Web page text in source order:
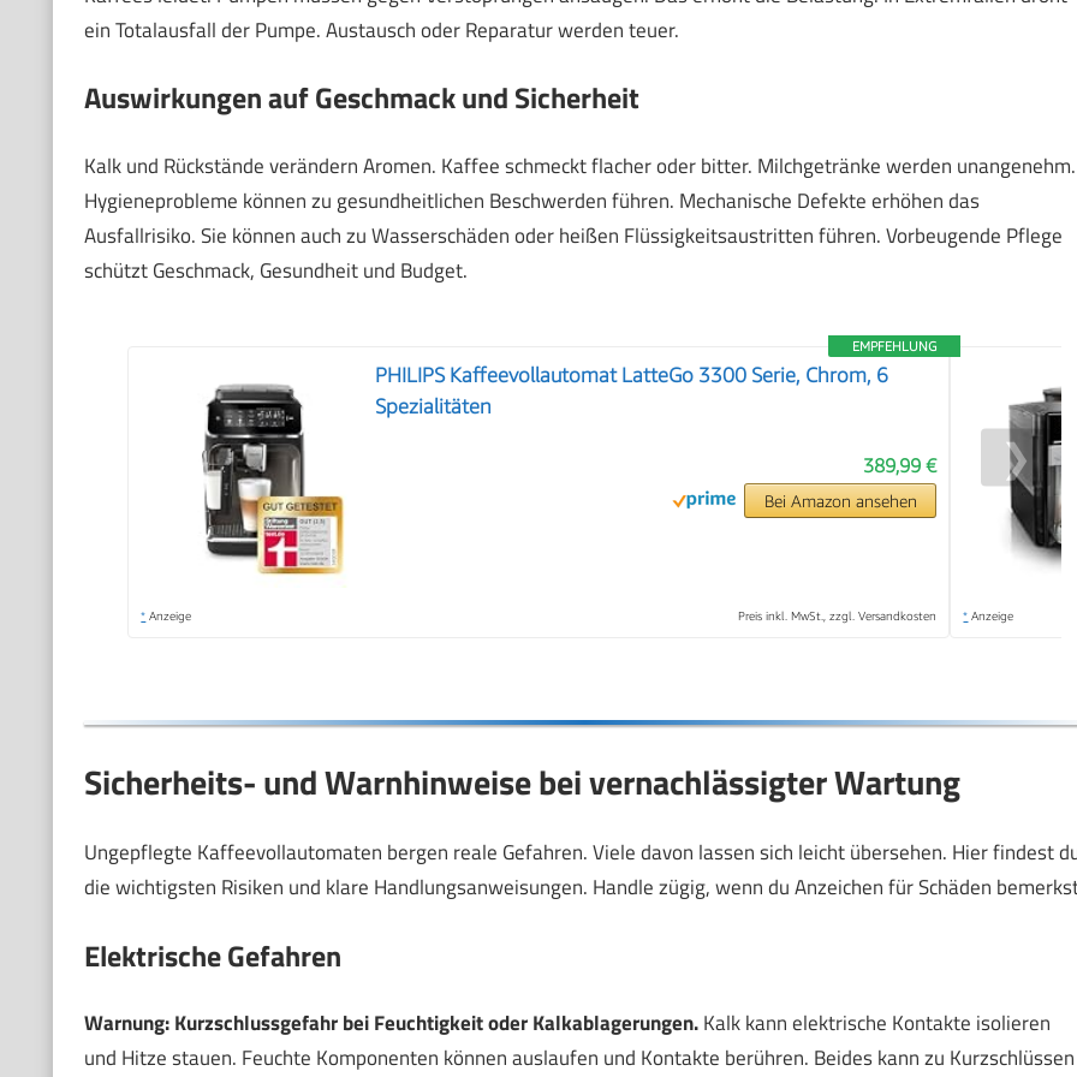
ein Totalausfall der Pumpe. Austausch oder Reparatur werden teuer.
Auswirkungen auf Geschmack und Sicherheit
Kalk und Rückstände verändern Aromen. Kaffee schmeckt flacher oder bitter. Milchgetränke werden unangenehm.
Hygieneprobleme können zu gesundheitlichen Beschwerden führen. Mechanische Defekte erhöhen das
Ausfallrisiko. Sie können auch zu Wasserschäden oder heißen Flüssigkeitsaustritten führen. Vorbeugende Pflege
schützt Geschmack, Gesundheit und Budget.
EMPFEHLUNG
PHILIPS Kaffeevollautomat LatteGo 3300 Serie, Chrom, 6
Spezialitäten
389,99 €
Bei Amazon ansehen
* Anzeige Preis inkl. MwSt., zzgl. Versandkosten * Anzeige
❯
Sicherheits- und Warnhinweise bei vernachlässigter Wartung
Ungepflegte Kaffeevollautomaten bergen reale Gefahren. Viele davon lassen sich leicht übersehen. Hier findest
die wichtigsten Risiken und klare Handlungsanweisungen. Handle zügig, wenn du Anzeichen für Schäden
Elektrische Gefahren
Warnung: Kurzschlussgefahr bei Feuchtigkeit oder Kalkablagerungen.Kalk kann elektrische Kontakte isolieren
und Hitze stauen. Feuchte Komponenten können auslaufen und Kontakte berühren. Beides kann zu Kurzschlüssen